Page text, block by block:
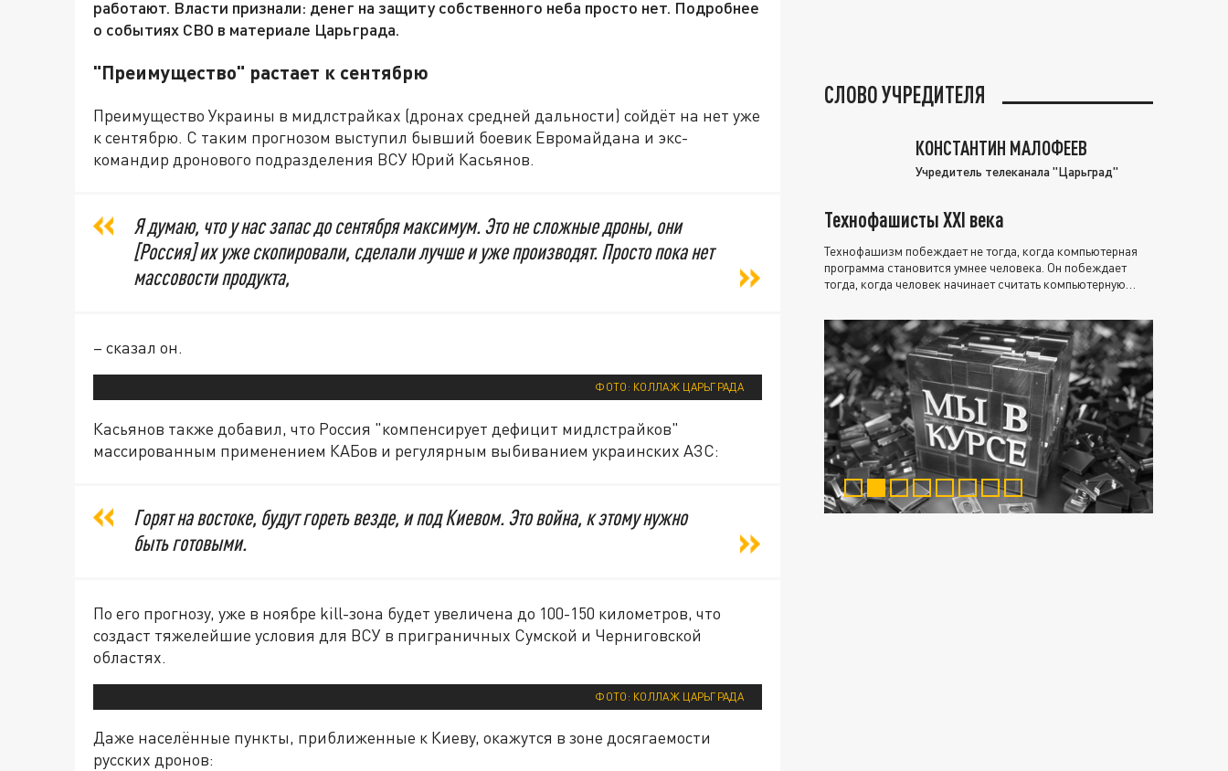
работают. Власти признали: денег на защиту собственного неба просто нет. Подробнее
о событиях СВО в материале Царьграда.
"Преимущество" растает к сентябрю
Преимущество Украины в мидлстрайках (дронах средней дальности) сойдёт на нет уже
к сентябрю. С таким прогнозом выступил бывший боевик Евромайдана и экс-
командир дронового подразделения ВСУ Юрий Касьянов.
Я думаю, что у нас запас до сентября максимум. Это не сложные дроны, они
[Россия] их уже скопировали, сделали лучше и уже производят. Просто пока нет
массовости продукта,
– сказал он.
ФОТО: КОЛЛАЖ ЦАРЬГРАДА
Касьянов также добавил, что Россия "компенсирует дефицит мидлстрайков"
массированным применением КАБов и регулярным выбиванием украинских АЗС:
Горят на востоке, будут гореть везде, и под Киевом. Это война, к этому нужно
быть готовыми.
По его прогнозу, уже в ноябре kill-зона будет увеличена до 100-150 километров, что
создаст тяжелейшие условия для ВСУ в приграничных Сумской и Черниговской
областях.
ФОТО: КОЛЛАЖ ЦАРЬГРАДА
Даже населённые пункты, приближенные к Киеву, окажутся в зоне досягаемости
русских дронов:
СЛОВО УЧРЕДИТЕЛЯ
КОНСТАНТИН МАЛОФЕЕВ
Учредитель телеканала "Царьград"
Технофашисты XXI века
Технофашизм побеждает не тогда, когда компьютерная
программа становится умнее человека. Он побеждает
тогда, когда человек начинает считать компьютерную